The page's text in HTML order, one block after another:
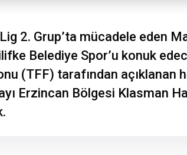
2. Grup’ta mücadele eden
Belediye Spor’u konuk
(TFF) tarafından açıklanan
Erzincan Bölgesi Klasman